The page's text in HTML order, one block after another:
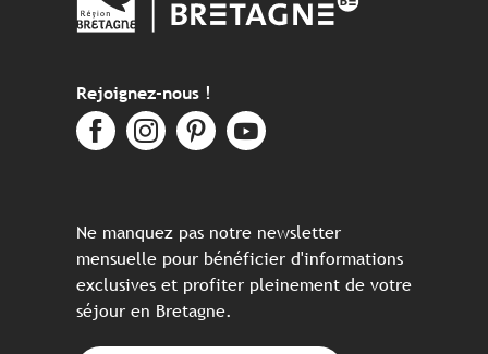
Rejoignez-nous !
Ne manquez pas notre newsletter
mensuelle pour bénéficier d'informations
exclusives et profiter pleinement de votre
séjour en Bretagne.